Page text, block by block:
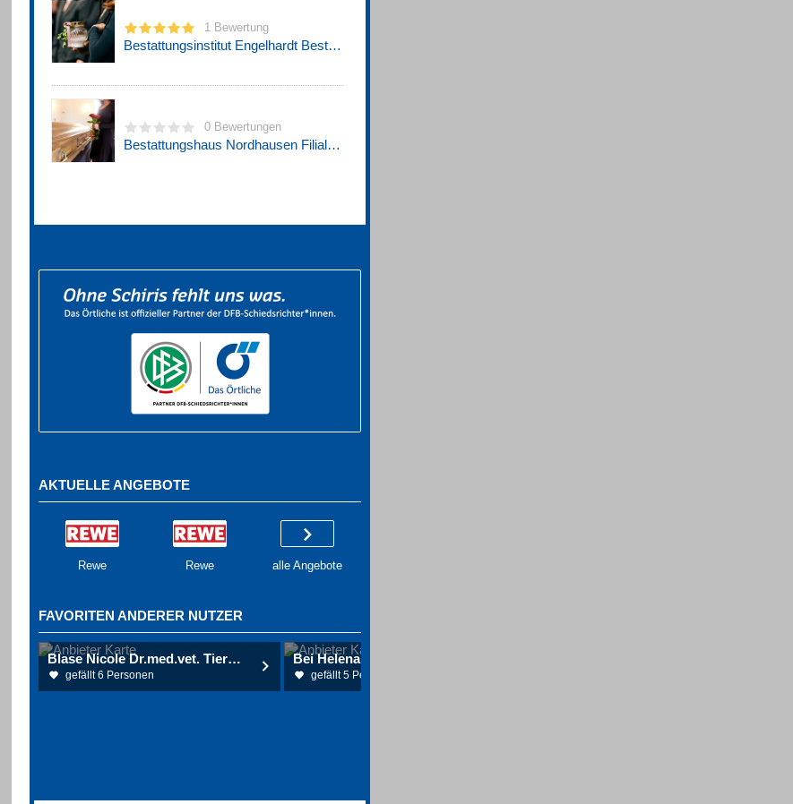
1 Bewertung
Bestattungsinstitut Engelhardt Bestattungsinstitut
0 Bewertungen
Bestattungshaus Nordhausen Filiale Ellrich
AKTUELLE ANGEBOTE
Rewe Rewe alle Angebote
FAVORITEN ANDERER NUTZER
Blase Nicole Dr.med.vet. Tierärztin
gefällt 6 Personen gefällt 5 Personen